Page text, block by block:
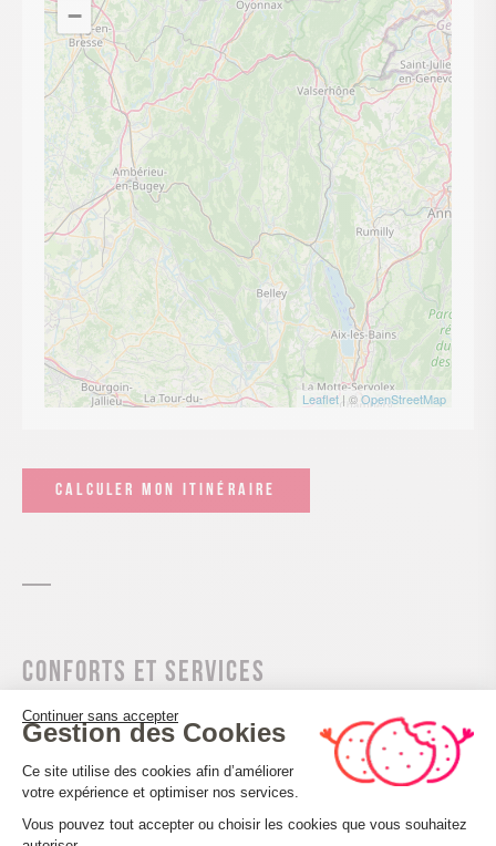
−
Leaflet | ©OpenStreetMap
CALCULER MON ITINÉRAIRE
Conforts et services
Animaux acceptés
Équipements
Aire de pique-nique
Continuer sans accepter
Gestion des Cookies
Plateforme de Gestion du
Ce site utilise des cookies afin d’améliorer
votre expérience et optimiser nos services.
Vous pouvez tout accepter ou choisir les cookies que vous souhaitez